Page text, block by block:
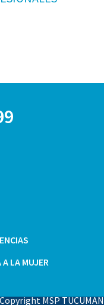
LA MUJER
Copyright MSP TUCUMAN